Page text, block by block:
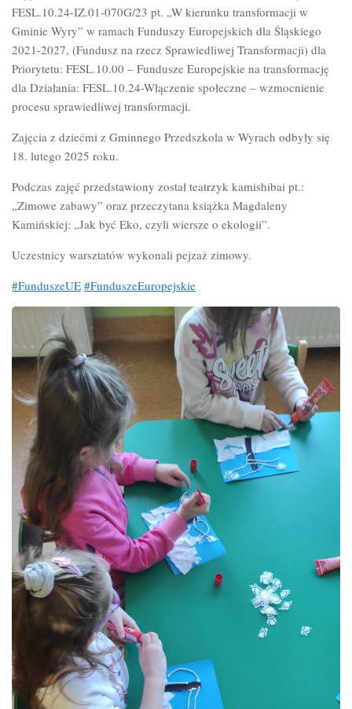
FESL.10.24-IZ.01-070G/23 pt. „W kierunku transformacji w
Gminie Wyry” w ramach Funduszy Europejskich dla Śląskiego
2021-2027, (Fundusz na rzecz Sprawiedliwej Transformacji) dla
Priorytetu: FESL.10.00 – Fundusze Europejskie na transformację
dla Działania: FESL.10.24-Włączenie społeczne – wzmocnienie
procesu sprawiedliwej transformacji.
Zajęcia z dziećmi z Gminnego Przedszkola w Wyrach odbyły się
18. lutego 2025 roku.
Podczas zajęć przedstawiony został teatrzyk kamishibai pt.:
„Zimowe zabawy” oraz przeczytana książka Magdaleny
Kamińskiej: „Jak być Eko, czyli wiersze o ekologii”.
Uczestnicy warsztatów wykonali pejzaż zimowy.
#FunduszeUE #FunduszeEuropejskie